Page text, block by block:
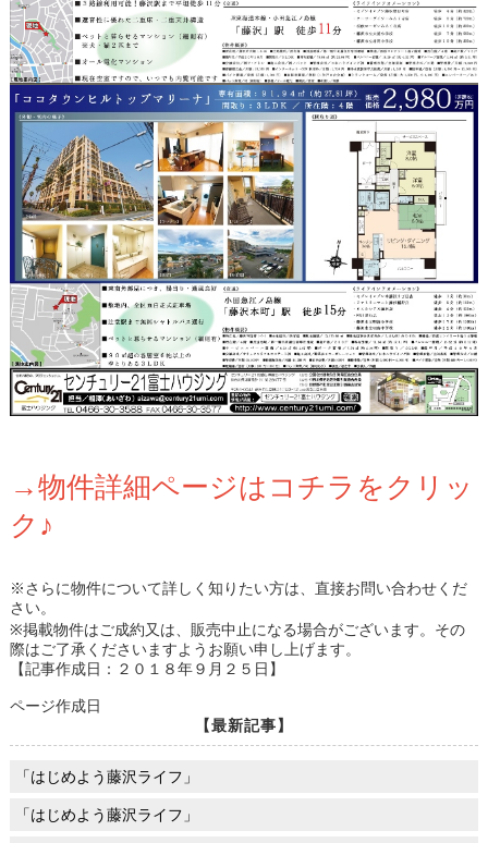
→物件詳細ページはコチラをクリッ
ク♪
※さらに物件について詳しく知りたい方は、直接お問い合わせくだ
さい。
※掲載物件はご成約又は、販売中止になる場合がございます。その
際はご了承くださいますようお願い申し上げます。
【記事作成日：２０１８年９月２５日】
ページ作成日
【最新記事】
「はじめよう藤沢ライフ」
「はじめよう藤沢ライフ」